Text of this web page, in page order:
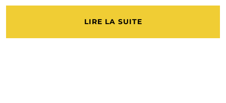
LIRE LA SUITE